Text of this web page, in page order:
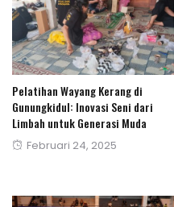
Pelatihan Wayang Kerang di
Gunungkidul: Inovasi Seni dari
Limbah untuk Generasi Muda
Posted
Februari 24, 2025